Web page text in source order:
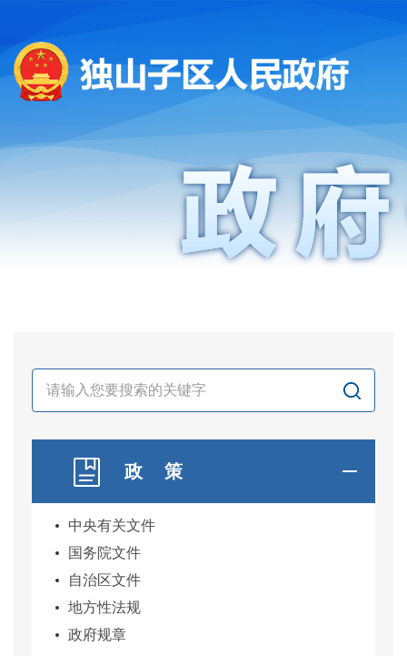
政 策
中央有关文件
国务院文件
自治区文件
地方性法规
政府规章